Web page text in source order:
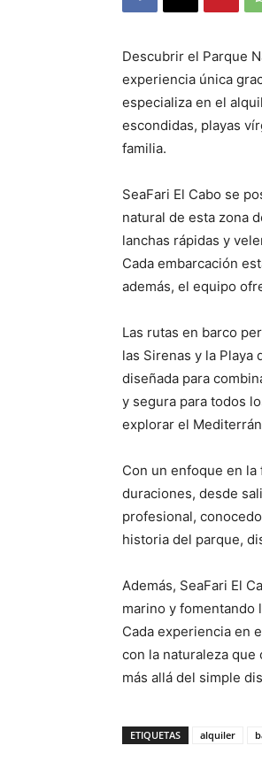
Descubrir el Parque
experiencia única
especializa en el
escondidas, playas
familia.
SeaFari El Cabo se
natural de esta zona
lanchas rápidas y
Cada embarcación
además, el equipo
Las rutas en barco
las Sirenas y la
diseñada para
y segura para todos
explorar el
Con un enfoque en
duraciones, desde
profesional,
historia del parque,
Además, SeaFari El
marino y fomentando
Cada experiencia en
con la naturaleza
más allá del simple
ETIQUETAS alquiler